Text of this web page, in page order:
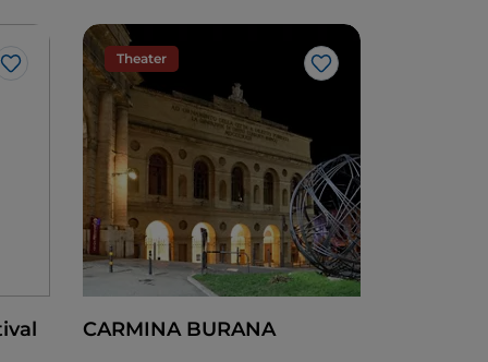
Me gusta
Theater
Me gusta
CARMINA BURANA